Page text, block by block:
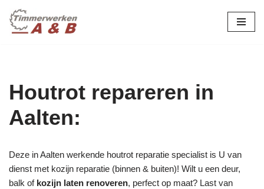
Ga
Houtrot repareren in
Aalten:
Deze in Aalten werkende houtrot reparatie specialist is U van
dienst met kozijn reparatie (binnen & buiten)! Wilt u een deur,
balk of kozijn laten renoveren, perfect op maat? Last van